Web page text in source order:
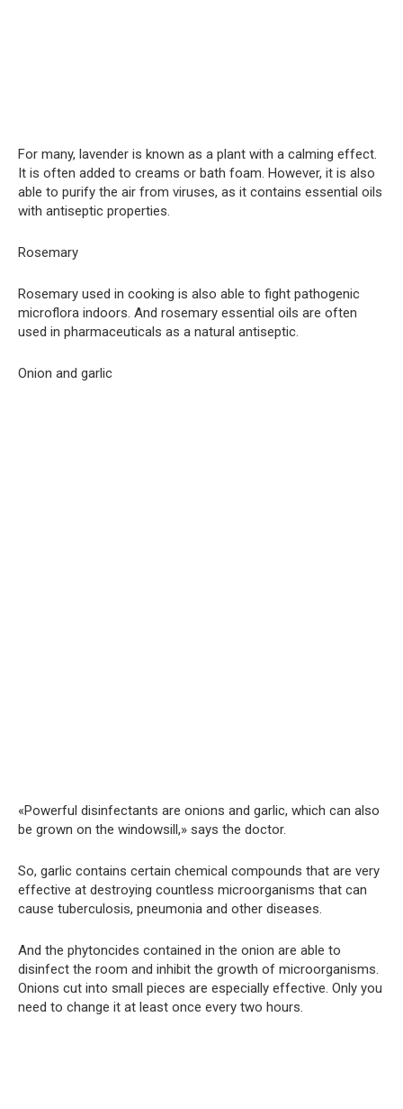
For many, lavender is known as a plant with a calming effect.
It is often added to creams or bath foam. However, it is also
able to purify the air from viruses, as it contains essential oils
with antiseptic properties.
Rosemary
Rosemary used in cooking is also able to fight pathogenic
microflora indoors. And rosemary essential oils are often
used in pharmaceuticals as a natural antiseptic.
Onion and garlic
«Powerful disinfectants are onions and garlic, which can also
be grown on the windowsill,» says the doctor.
So, garlic contains certain chemical compounds that are very
effective at destroying countless microorganisms that can
cause tuberculosis, pneumonia and other diseases.
And the phytoncides contained in the onion are able to
disinfect the room and inhibit the growth of microorganisms.
Onions cut into small pieces are especially effective. Only you
need to change it at least once every two hours.